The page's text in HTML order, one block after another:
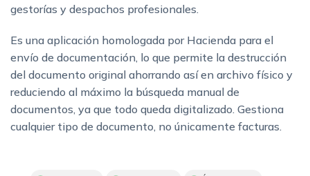
gestorías y despachos profesionales.
Es una aplicación homologada por Hacienda para el
envío de documentación, lo que permite la destrucción
del documento original ahorrando así en archivo físico y
reduciendo al máximo la búsqueda manual de
documentos, ya que todo queda digitalizado. Gestiona
cualquier tipo de documento, no únicamente facturas.